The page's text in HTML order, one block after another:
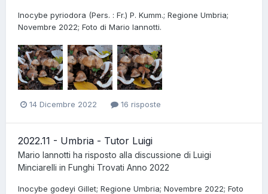
Inocybe pyriodora (Pers. : Fr.) P. Kumm.; Regione Umbria;
Novembre 2022; Foto di Mario Iannotti.
14 Dicembre 2022 16 risposte
2022.11 - Umbria - Tutor Luigi
Mario Iannotti ha risposto alla discussione di Luigi
Minciarelli in Funghi Trovati Anno 2022
Inocybe godeyi Gillet; Regione Umbria; Novembre 2022; Foto